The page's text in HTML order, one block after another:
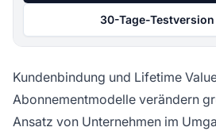
30-Tage-
Kundenbindung und Lifetime
Abonnementmodelle verändern
Ansatz von Unternehmen im